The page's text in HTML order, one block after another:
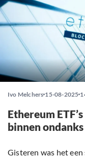
Ivo Melchers 15-08-2025
Ethereum
binnen
Gisteren was het